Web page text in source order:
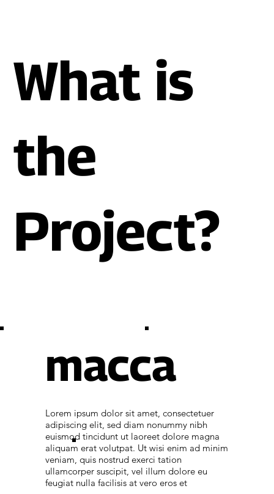
What is
the
Project?
macca
Lorem ipsum dolor sit amet, consectetuer
adipiscing elit, sed diam nonummy nibh
euismod tincidunt ut laoreet dolore magna
aliquam erat volutpat. Ut wisi enim ad minim
veniam, quis nostrud exerci tation
ullamcorper suscipit, vel illum dolore eu
feugiat nulla facilisis at vero eros et